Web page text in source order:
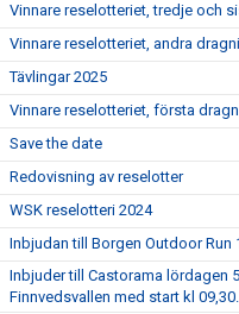
Vinnare reselotteriet, tredje och
Vinnare reselotteriet, andra
Tävlingar 2025
Vinnare reselotteriet, första
Save the date
Redovisning av reselotter
WSK reselotteri 2024
Inbjudan till Borgen Outdoor Run
Inbjuder till Castorama lördagen
Finnvedsvallen med start kl 09,30.